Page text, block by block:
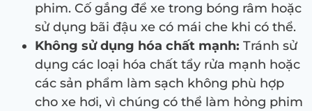
phim. Cố gắng để xe trong bóng râm hoặc
sử dụng bãi đậu xe có mái che khi có thể.
Không sử dụng hóa chất mạnh: Tránh sử
dụng các loại hóa chất tẩy rửa mạnh hoặc
các sản phẩm làm sạch không phù hợp
cho xe hơi, vì chúng có thể làm hỏng phim